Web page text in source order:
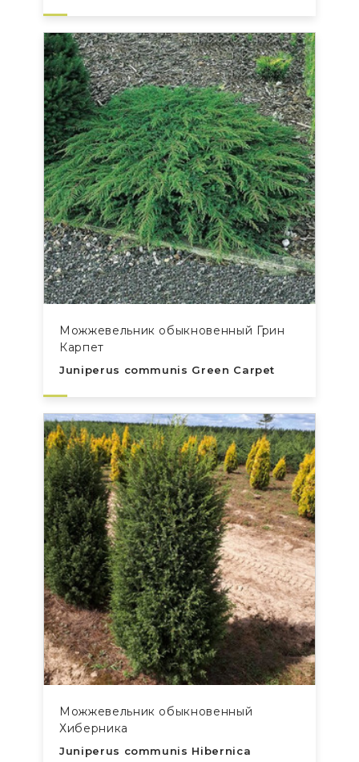
Можжевельник обыкновенный Грин
Карпет
Juniperus communis Green Carpet
Можжевельник обыкновенный
Хиберника
Juniperus communis Hibernica